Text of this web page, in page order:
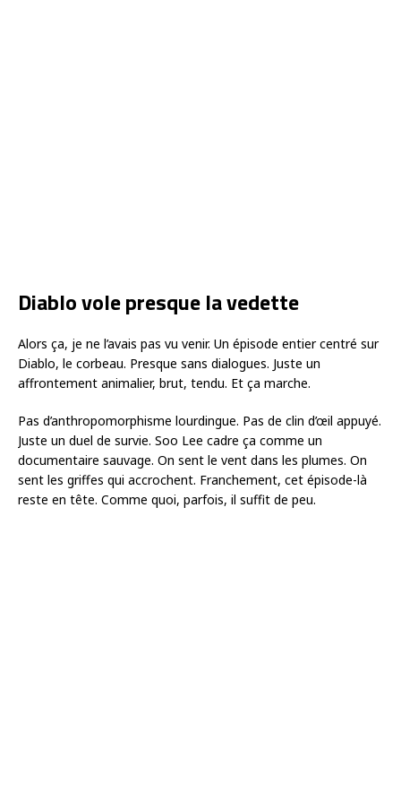
Diablo vole presque la vedette
Alors ça, je ne l’avais pas vu venir. Un épisode entier centré sur
Diablo, le corbeau. Presque sans dialogues. Juste un
affrontement animalier, brut, tendu. Et ça marche.
Pas d’anthropomorphisme lourdingue. Pas de clin d’œil appuyé.
Juste un duel de survie. Soo Lee cadre ça comme un
documentaire sauvage. On sent le vent dans les plumes. On
sent les griffes qui accrochent. Franchement, cet épisode-là
reste en tête. Comme quoi, parfois, il suffit de peu.